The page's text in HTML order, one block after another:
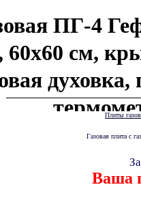
ПГ-4
60х60 см,
Плиты
Газовая плита с
Ваша